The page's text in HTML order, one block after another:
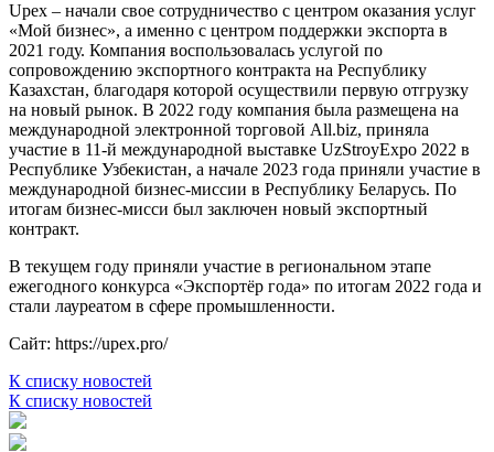
Upex – начали свое сотрудничество с центром оказания услуг
«Мой бизнес», а именно с центром поддержки экспорта в
2021 году. Компания воспользовалась услугой по
сопровождению экспортного контракта на Республику
Казахстан, благодаря которой осуществили первую отгрузку
на новый рынок. В 2022 году компания была размещена на
международной электронной торговой All.biz, приняла
участие в 11-й международной выставке UzStroyExpo 2022 в
Республике Узбекистан, а начале 2023 года приняли участие в
международной бизнес-миссии в Республику Беларусь. По
итогам бизнес-мисси был заключен новый экспортный
контракт.
В текущем году приняли участие в региональном этапе
ежегодного конкурса «Экспортёр года» по итогам 2022 года и
стали лауреатом в сфере промышленности.
Сайт: https://upex.pro/
К списку новостей
К списку новостей